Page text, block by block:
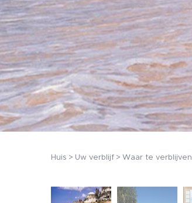
Huis Uw verblijf Waar te verblijven